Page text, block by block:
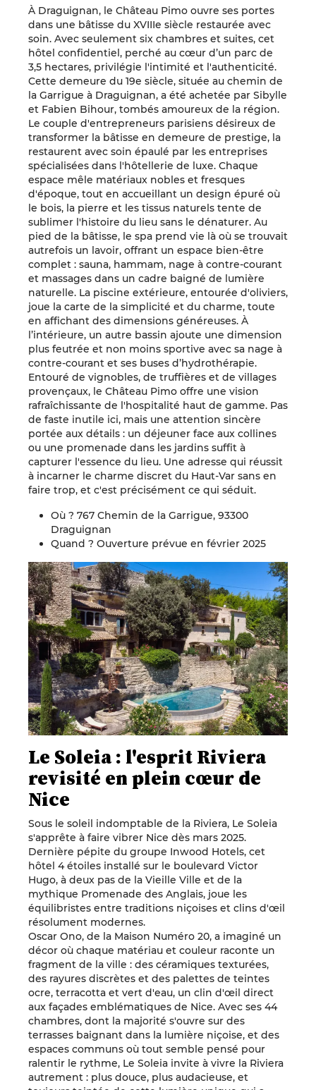
À Draguignan, le Château Pimo ouvre ses portes
dans une bâtisse du XVIIIe siècle restaurée avec
soin. Avec seulement six chambres et suites, cet
hôtel confidentiel, perché au cœur d’un parc de
3,5 hectares, privilégie l'intimité et l'authenticité.
Cette demeure du 19e siècle, située au chemin de
la Garrigue à Draguignan, a été achetée par Sibylle
et Fabien Bihour, tombés amoureux de la région.
Le couple d'entrepreneurs parisiens désireux de
transformer la bâtisse en demeure de prestige, la
restaurent avec soin épaulé par les entreprises
spécialisées dans l'hôtellerie de luxe. Chaque
espace mêle matériaux nobles et fresques
d'époque, tout en accueillant un design épuré où
le bois, la pierre et les tissus naturels tente de
sublimer l'histoire du lieu sans le dénaturer. Au
pied de la bâtisse, le spa prend vie là où se trouvait
autrefois un lavoir, offrant un espace bien-être
complet : sauna, hammam, nage à contre-courant
et massages dans un cadre baigné de lumière
naturelle. La piscine extérieure, entourée d'oliviers,
joue la carte de la simplicité et du charme, toute
en affichant des dimensions généreuses. À
l’intérieure, un autre bassin ajoute une dimension
plus feutrée et non moins sportive avec sa nage à
contre-courant et ses buses d’hydrothérapie.
Entouré de vignobles, de truffières et de villages
provençaux, le Château Pimo offre une vision
rafraîchissante de l'hospitalité haut de gamme. Pas
de faste inutile ici, mais une attention sincère
portée aux détails : un déjeuner face aux collines
ou une promenade dans les jardins suffit à
capturer l'essence du lieu. Une adresse qui réussit
à incarner le charme discret du Haut-Var sans en
faire trop, et c'est précisément ce qui séduit.
Où ? 767 Chemin de la Garrigue, 93300
Draguignan
Quand ? Ouverture prévue en février 2025
Le Soleia : l'esprit Riviera
revisité en plein cœur de
Nice
Sous le soleil indomptable de la Riviera, Le Soleia
s'apprête à faire vibrer Nice dès mars 2025.
Dernière pépite du groupe Inwood Hotels, cet
hôtel 4 étoiles installé sur le boulevard Victor
Hugo, à deux pas de la Vieille Ville et de la
mythique Promenade des Anglais, joue les
équilibristes entre traditions niçoises et clins d'œil
résolument modernes.
Oscar Ono, de la Maison Numéro 20, a imaginé un
décor où chaque matériau et couleur raconte un
fragment de la ville : des céramiques texturées,
des rayures discrètes et des palettes de teintes
ocre, terracotta et vert d'eau, un clin d'œil direct
aux façades emblématiques de Nice. Avec ses 44
chambres, dont la majorité s'ouvre sur des
terrasses baignant dans la lumière niçoise, et des
espaces communs où tout semble pensé pour
ralentir le rythme, Le Soleia invite à vivre la Riviera
autrement : plus douce, plus audacieuse, et